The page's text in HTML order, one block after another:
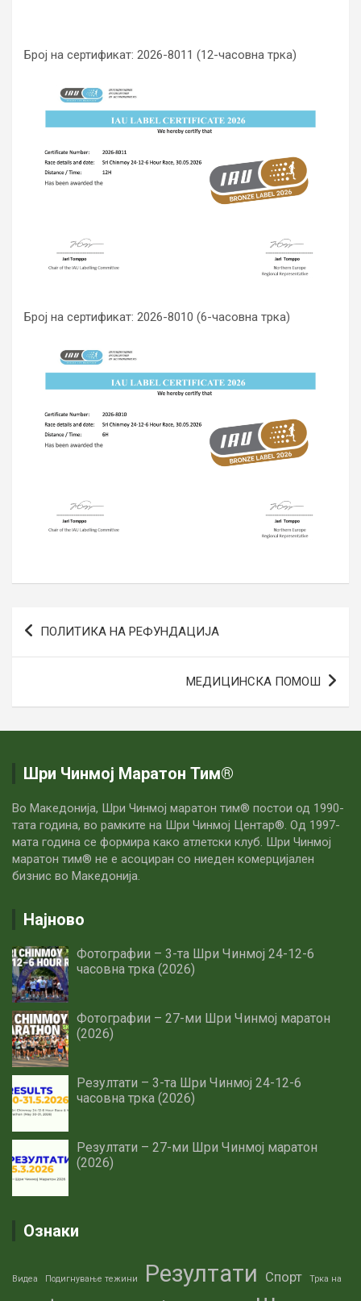
Број на сертификат: 2026-8011 (12-часовна трка)
Број на сертификат: 2026-8010 (6-часовна трка)
Навигација
на
ПОЛИТИКА НА РЕФУНДАЦИЈА
МЕДИЦИНСКА ПОМОШ
Шри Чинмој Маратон Тим®
Во Македонија, Шри Чинмој маратон тим® постои од 1990-
тата година, во рамките на Шри Чинмој Центар®. Од 1997-
мата година се формира како атлетски клуб. Шри Чинмој
маратон тим® не е асоциран со ниеден комерцијален
бизнис во Македонија.
Најново
Фотографии – 3-та Шри Чинмој 24-12-6
часовна трка (2026)
Фотографии – 27-ми Шри Чинмој маратон
(2026)
Резултати – 3-та Шри Чинмој 24-12-6
часовна трка (2026)
Резултати – 27-ми Шри Чинмој маратон
(2026)
Ознаки
Видеа Подигнување тежини Резултати Спорт Трка на